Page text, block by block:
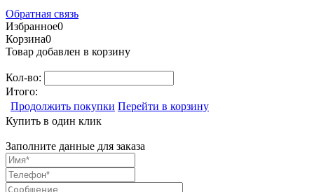
Обратная связь
Избранное0
Корзина0
Товар добавлен в корзину
Кол-во:
Итого:
Продолжить покупки Перейти в корзину
Купить в один клик
Заполните данные для заказа